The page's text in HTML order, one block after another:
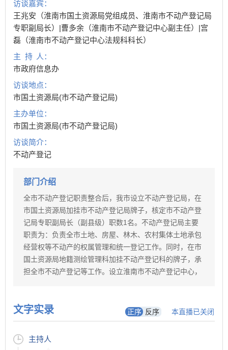
访谈嘉宾：
王兆安（淮南市国土资源局党组成员、淮南市不动产登记局
专职副局长）|曹多余（淮南市不动产登记中心副主任）|宫
磊（淮南市不动产登记中心法规科科长）
主 持 人：
市政府信息办
访谈地点：
市国土资源局(市不动产登记局)
主办单位：
市国土资源局(市不动产登记局)
访谈简介：
不动产登记
部门介绍
全市不动产登记职责整合后，我市设立不动产登记局，在
市国土资源局加挂市不动产登记局牌子，核定市不动产登
记局专职副局长（副县级）职数1名。不动产登记局主要
职责为：负责全市土地、房屋、林木、农村集体土地承包
经营权等不动产的权属管理和统一登记工作。同时，在市
国土资源局地籍测绘管理科加挂不动产登记科的牌子，承
担全市不动产登记等工作。设立淮南市不动产登记中心，
事务性和技术性工作等。原市地产市场管理处(市矿业权交
易中心)职责保留。 市辖五区成立不动产登记分局，在各
担农村集体土地权属管理，以及农村集体土地上的房屋、
文字实录 正序 反序 本直播已关闭
主持人